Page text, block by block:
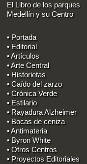
El Libro de los parques
Medellín y su Centro
• Portada
• Editorial
• Artículos
• Arte Central
• Historietas
• Caído del zarzo
• Crónica Verde
• Estilario
• Rayadura Alzheimer
• Bocas de ceniza
• Antimateria
• Byron White
• Otros Centros
• Proyectos Editoriales